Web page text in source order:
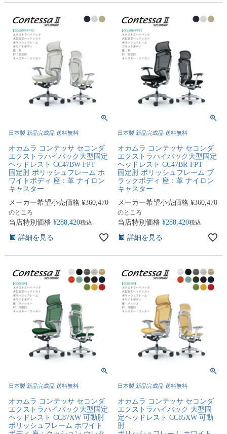
日本製 新品完成品 送料無料
オカムラ コンテッサ セコンダ
エクストラハイバック大型固定
ヘッドレスト CC47BW-FPT
固定肘 ポリッシュフレーム ホ
ワイトボディ 座：革 ナイロン
キャスター
メーカー希望小売価格 ¥360,470
のところ
当店特別価格 ¥288,420税込
詳細を見る
日本製 新品完成品 送料無料
オカムラ コンテッサ セコンダ
エクストラハイバック大型固定
ヘッドレスト CC47BR-FPT
固定肘 ポリッシュフレーム ブ
ラックボディ 座：革 ナイロン
キャスター
メーカー希望小売価格 ¥360,470
のところ
当店特別価格 ¥288,420税込
詳細を見る
日本製 新品完成品 送料無料
オカムラ コンテッサ セコンダ
エクストラハイバック大型固定
ヘッドレスト CC87XW 可動肘
ポリッシュフレーム ホワイト
日本製 新品完成品 送料無料
オカムラ コンテッサ セコンダ
エクストラハイバック 大型固
定ヘッドレスト CC85XW 可動
肘